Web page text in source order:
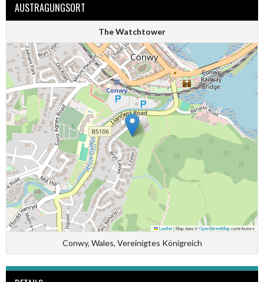
AUSTRAGUNGSORT
The Watchtower
Leaflet|Map data ©OpenStreetMapcontributors
Conwy, Wales, Vereinigtes Königreich